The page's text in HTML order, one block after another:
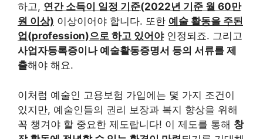
하고, 연간 소득이 일정 기준(2022년 기준 월 60만
원 이상) 이상이어야 합니다. 또한 예술 활동을 주된
업(profession)으로 하고 있어야인정되죠. 그리고
사업자등록증이나 예술활동증명서 등의 서류를 제
출해야 해요.
이처럼 예술인 고용보험 가입에는 몇 가지 조건이
있지만, 예술인들의 권리 보장과 복지 향상을 위해
꼭 챙겨야 할 중요한 제도랍니다! 이 제도를 통해 창